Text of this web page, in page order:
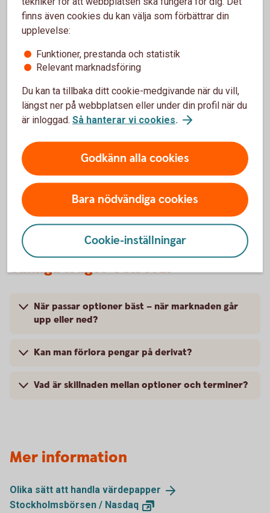
Handlar ert företag med värdepapper eller andra
RegistreraLEI
Lär dig mer om värdepapper.
Optionsskola
Vanliga frågor och svar
När passar optioner bäst – när marknaden går
upp eller ned?
Kan man förlora pengar på derivat?
Vad är skillnaden mellan optioner och terminer?
Mer information
Olika sätt att handla värdepapper
Stockholmsbörsen / Nasdaq
finns även cookies du kan välja som förbättrar din
upplevelse:
Funktioner, prestanda och statistik
Relevant marknadsföring
Du kan ta tillbaka ditt cookie-medgivande när du vill,
längst ner på webbplatsen eller under din profil när du
är inloggad. Så hanterar vi cookies.
Godkänn alla cookies
Bara nödvändiga cookies
Cookie-inställningar